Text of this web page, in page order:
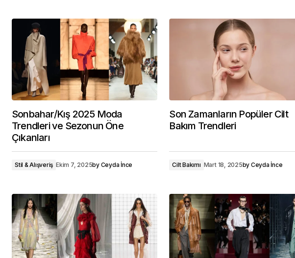
Sonbahar/Kış 2025 Moda
Trendleri ve Sezonun Öne
Çıkanları
Stil & Alışveriş Ekim 7, 2025by Ceyda İnce
Son Zamanların Popüler Cilt
Bakım Trendleri
Cilt Bakımı Mart 18, 2025by Ceyda İnce